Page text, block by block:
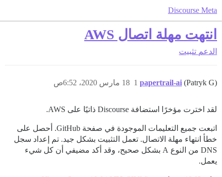
Discourse Meta
انتهت مهلة اتصال AWS
الدعم تثبيت
papertrail-ai (Patryk G) 18 مارس 2020، 6:52ص 1
لقد اخترت مؤخرًا استضافة Discourse ذاتيًا على AWS.
اتبعت جميع التعليمات الموجودة في صفحة GitHub. أحصل على
خطأ انتهاء مهلة الاتصال. تعمل التثبيت بشكل جيد. تم إعداد سجل
DNS من النوع A بشكل صحيح، وقد أكد مضيفي أن كل شيء
يعمل.